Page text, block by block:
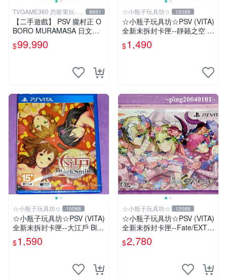
TVGAME360 恐龍電玩-台
中店
8651
【二手遊戲】 PSV 朧村正 O
BORO MURAMASA 日文版
【台中恐龍電玩】
$99,990
☆小瓶子玩具坊☆ 10088
☆小瓶子玩具坊☆PSV (VITA)
全新未拆封卡匣--靜籟之空 O
ffline 獻給失落之星的詩
$1,490
☆小瓶子玩具坊☆ 10088
☆小瓶子玩具坊☆PSV (VITA)
全新未拆封卡匣--大江戶 Blac
kSmith
$1,590
☆小瓶子玩具坊☆ 10088
☆小瓶子玩具坊☆PSV (VITA)
全新未拆封卡匣--Fate/EXTE
LLA 限定版 (日版)
$2,780